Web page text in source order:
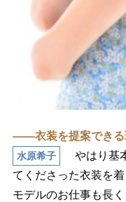
――衣装を提案できる
水原希子
はり基本
てくださった衣装を
モデルのお仕事も長